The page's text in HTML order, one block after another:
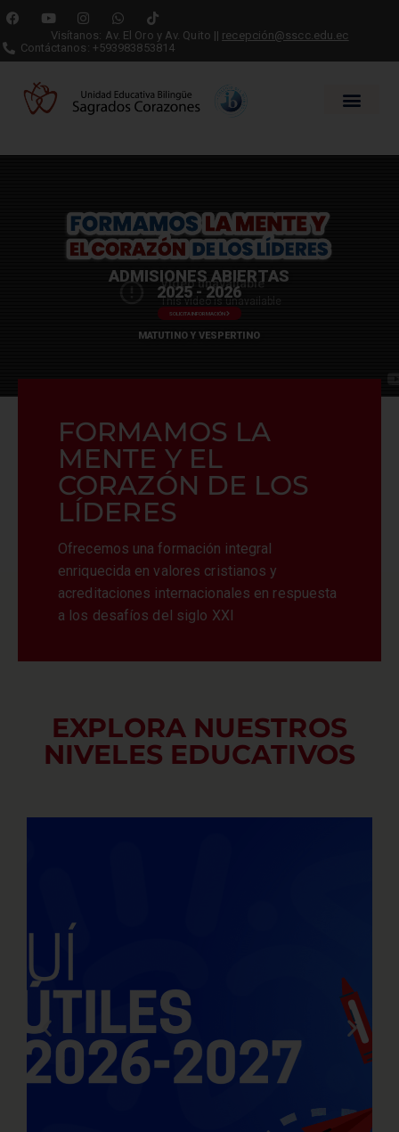
Visítanos: Av. El Oro y Av. Quito || recepción@sscc.edu.ec
Contáctanos: +593983853814
ADMISIONES ABIERTAS
2025 - 2026
SOLICITA INFORMACIÓN
MATUTINO Y VESPERTINO
FORMAMOS LA
MENTE Y EL
CORAZÓN DE LOS
LÍDERES
Ofrecemos una formación integral
enriquecida en valores cristianos y
acreditaciones internacionales en respuesta
a los desafíos del siglo XXI
EXPLORA NUESTROS
NIVELES EDUCATIVOS